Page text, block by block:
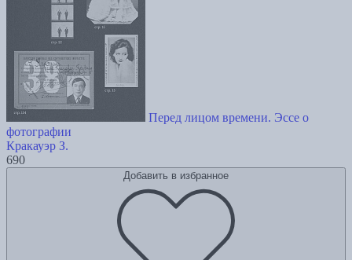
Перед лицом времени. Эссе о
фотографии
Кракауэр З.
690
Добавить в избранное